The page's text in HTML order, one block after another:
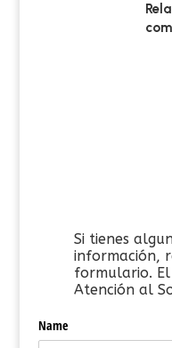
Si tienes
información,
formulario.
Atención al
Name